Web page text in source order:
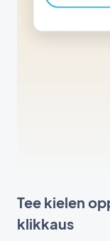
Tee kielen
klikkaus